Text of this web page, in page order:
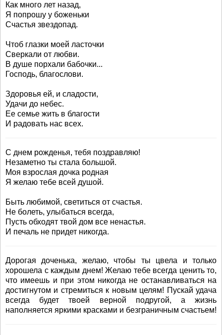
Как много лет назад,
Я попрошу у боженьки
Счастья звездопад.
Чтоб глазки моей ласточки
Сверкали от любви.
В душе порхали бабочки...
Господь, благослови.
Здоровья ей, и сладости,
Удачи до небес.
Ее семье жить в благости
И радовать нас всех.
С днем рожденья, тебя поздравляю!
Незаметно ты стала большой.
Моя взрослая дочка родная
Я желаю тебе всей душой.
Быть любимой, светиться от счастья.
Не болеть, улыбаться всегда,
Пусть обходят твой дом все ненастья.
И печаль не придет никогда.
Дорогая доченька, желаю, чтобы ты цвела и только
хорошела с каждым днем! Желаю тебе всегда ценить то,
что имеешь и при этом никогда не останавливаться на
достигнутом и стремиться к новым целям! Пускай удача
всегда будет твоей верной подругой, а жизнь
наполняется яркими красками и безграничным счастьем!